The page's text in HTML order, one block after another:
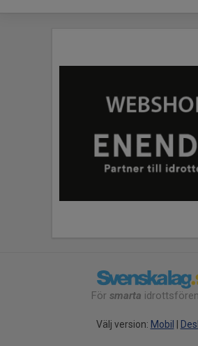
För smarta
Välj version: Mobil